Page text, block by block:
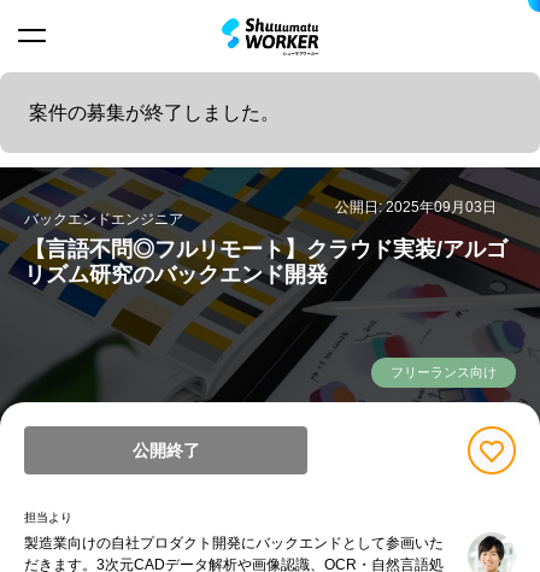
案件の募集が終了しました。
バックエンドエンジニア
【言語不問◎フルリモート】クラウド実装/アルゴ
リズム研究のバックエンド開発
公開日: 2025年09月03日
フリーランス向け
公開終了
担当より
製造業向けの自社プロダクト開発にバックエンドとして参画いた
だきます。3次元CADデータ解析や画像認識、OCR・自然言語処